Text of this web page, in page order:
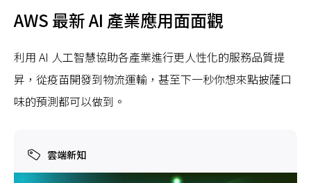
AWS 最新 AI 產業應用面面觀
利用 AI 人工智慧協助各產業進行更人性化的服務品質提
昇，從疫苗開發到物流運輸，甚至下一秒你想來點披薩口
味的預測都可以做到。
雲端新知